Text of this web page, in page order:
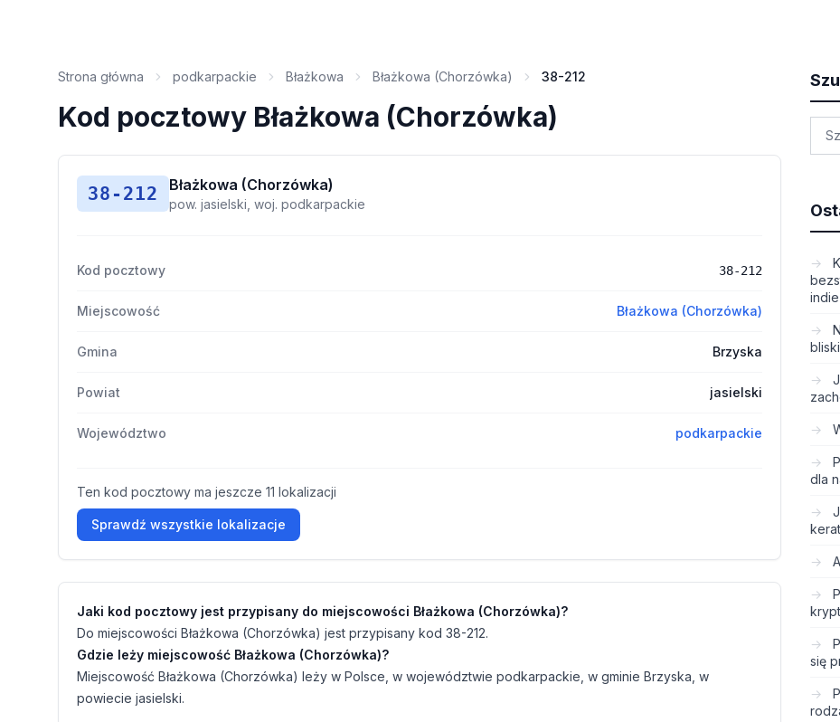
Strona główna podkarpackie Błażkowa Błażkowa (Chorzówka) 38-212
Kod pocztowy Błażkowa (Chorzówka)
38-212 Błażkowa (Chorzówka)
pow. jasielski, woj. podkarpackie
Kod pocztowy 38-212
Miejscowość Błażkowa (Chorzówka)
Gmina Brzyska
Powiat jasielski
Województwo podkarpackie
Ten kod pocztowy ma jeszcze 11 lokalizacji
Sprawdź wszystkie lokalizacje
Jaki kod pocztowy jest przypisany do miejscowości Błażkowa (Chorzówka)?
Do miejscowości Błażkowa (Chorzówka) jest przypisany kod 38-212.
Gdzie leży miejscowość Błażkowa (Chorzówka)?
Miejscowość Błażkowa (Chorzówka) leży w Polsce, w województwie podkarpackie, w gminie Brzyska, w
powiecie jasielski.
dla
się